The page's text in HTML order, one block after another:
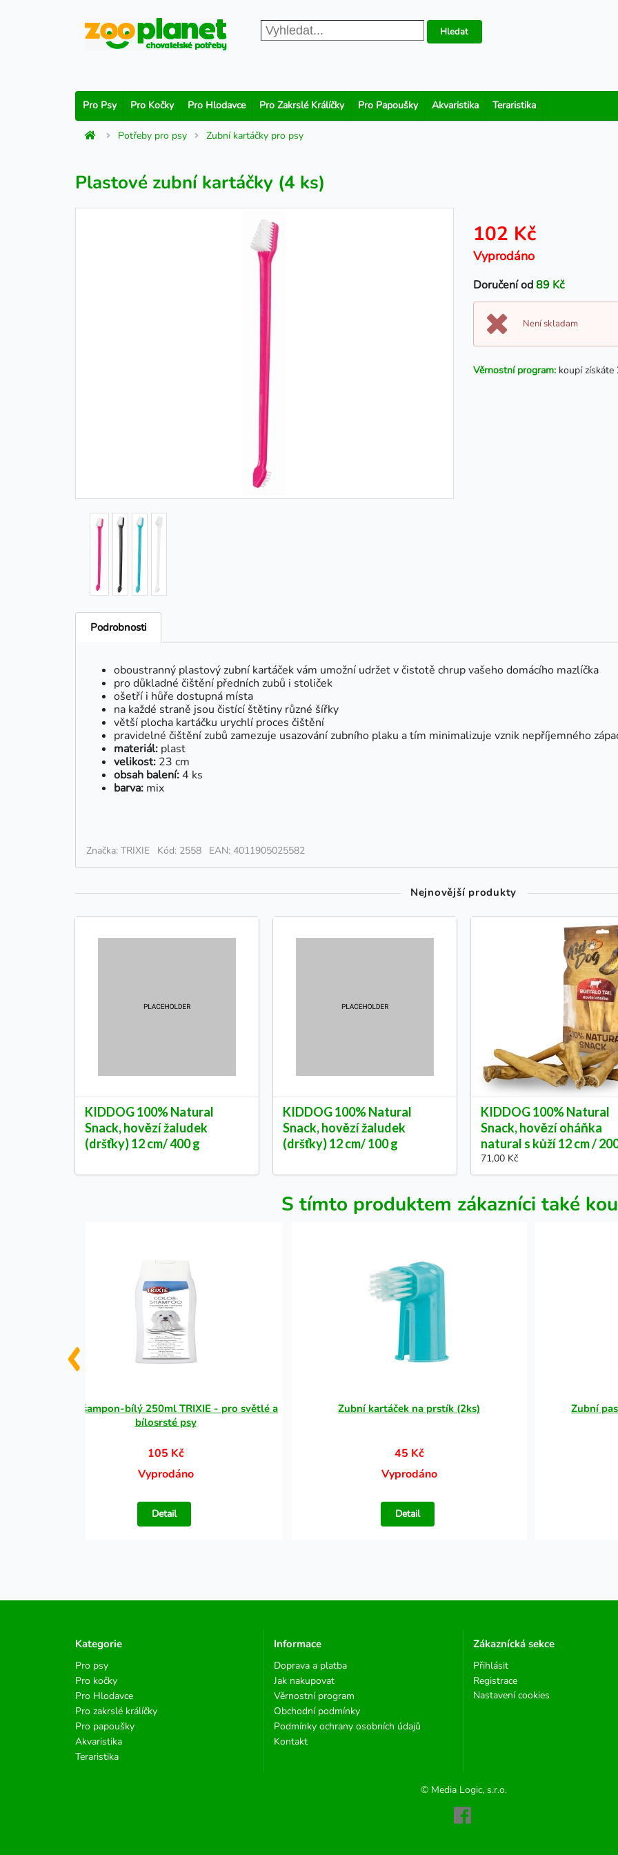
Hledat
Pro Psy Pro Kočky Pro Hlodavce Pro Zakrslé Králíčky Pro Papoušky Akvaristika Teraristika
Potřeby pro psy Zubní kartáčky pro psy
Plastové zubní kartáčky (4 ks)
102 Kč
Vyprodáno
Doručení od89 Kč
Není skladam
Věrnostní program: koupí získáte
Podrobnosti
oboustranný plastový zubní kartáček vám umožní udržet v čistotě chrup vašeho domácího mazlíčka
pro důkladné čištění předních zubů i stoliček
ošetří i hůře dostupná místa
na každé straně jsou čistící štětiny různé šířky
větší plocha kartáčku urychlí proces čištění
pravidelné čištění zubů zamezuje usazování zubního plaku a tím minimalizuje vznik nepříjemného
materiál:plast
velikost:23 cm
obsah balení:4 ks
barva:mix
Značka: TRIXIE Kód: 2558 EAN: 4011905025582
Nejnovější produkty
KIDDOG 100% Natural
Snack, hovězí žaludek
(dršťky) 12 cm/ 400 g
KIDDOG 100% Natural
Snack, hovězí žaludek
(dršťky) 12 cm/ 100 g
KIDDOG 100% Natural
Snack, hovězí oháňka
natural s kůží 12 cm /
71,00 Kč
S tímto produktem zákazníci také
Color šampon-bílý 250ml TRIXIE - pro světlé a
bílosrsté psy
105 Kč
Vyprodáno
Detail
Zubní kartáček na prstík (2ks)
45 Kč
Vyprodáno
Detail
Zubní
Kategorie
Pro psy
Pro kočky
Pro Hlodavce
Pro zakrslé králíčky
Pro papoušky
Akvaristika
Teraristika
Informace
Doprava a platba
Jak nakupovat
Věrnostní program
Obchodní podmínky
Podmínky ochrany osobních údajů
Kontakt
Zákaznícká sekce
Přihlásit
Registrace
Nastavení cookies
© Media Logic, s.r.o.